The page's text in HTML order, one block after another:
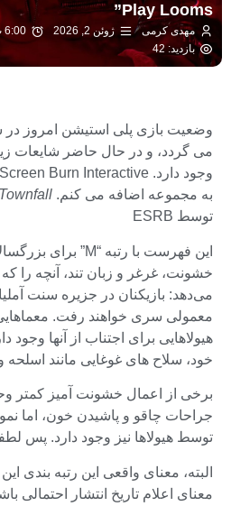
Play Looms”
مهدی کرمی ژوئن 2, 2026 6:00 ب.ظ
بازدید: 42
می گردد، و در حال حاضر شایعات
به مجموعه اضافه می کنم.
توسط ESRB
خشونت، غرغر و زبان تند، آنچه را
می‌دهد: بازیکنان در جزیره سنت
معمولی سری خواهند رفت.
هیولاهایی برای اجتناب از آنها وجود
خود، سلاح های غوغایی مانند اسلحه
برخی از اعمال خشونت آمیز کمتر
جراحات چاقو و پاشیدن خون، اما
توسط هیولاها نیز وجود دارد. پس
البته، معنای واقعی این رتبه بندی
معنای اعلام تاریخ انتشار احتمالی